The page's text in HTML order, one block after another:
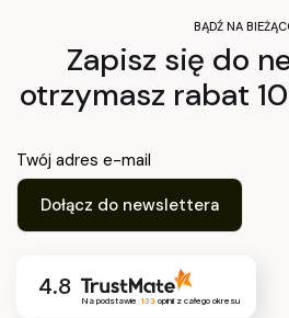
BĄDŹ NA
Zapisz się do
otrzymasz rabat
Twój adres e-mail
Dołącz do newslettera
4.8
Na podstawie 133 opinii z całego okresu